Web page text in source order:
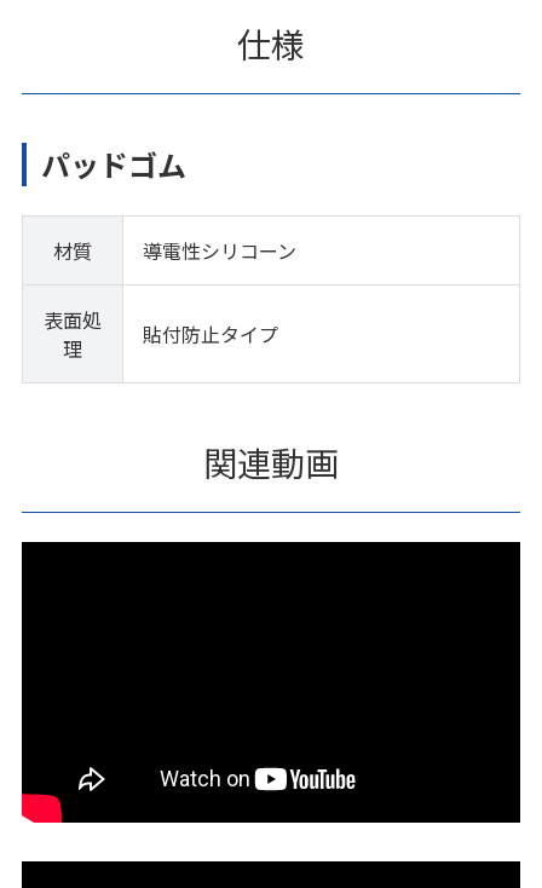
仕様
パッドゴム
材質 導電性シリコーン
表面処
理
貼付防止タイプ
関連動画